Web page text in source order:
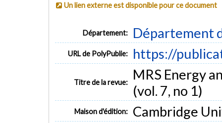
Un lien externe est disponible pour ce document
Département: Département
URL de PolyPublie: https://
Titre de la revue:
MRS Energy
(vol. 7, no 1)
Maison d'édition: Cambridge